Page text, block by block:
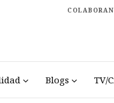
COLABORAN
Blogs TV/